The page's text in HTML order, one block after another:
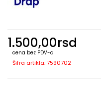
1.500,00rsd
cena bez PDV-a
Šifra artikla: 7590702